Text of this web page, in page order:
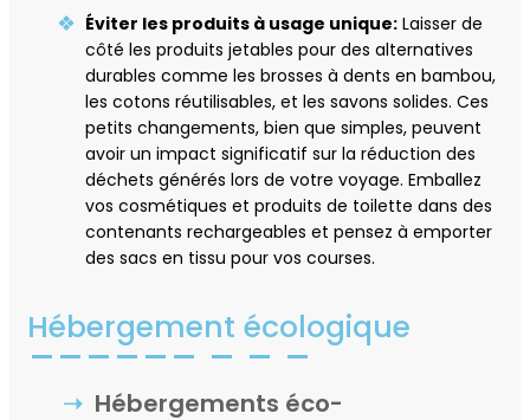
Éviter les produits à usage unique: Laisser de
côté les produits jetables pour des alternatives
durables comme les brosses à dents en bambou,
les cotons réutilisables, et les savons solides. Ces
petits changements, bien que simples, peuvent
avoir un impact significatif sur la réduction des
déchets générés lors de votre voyage. Emballez
vos cosmétiques et produits de toilette dans des
contenants rechargeables et pensez à emporter
des sacs en tissu pour vos courses.
Hébergement écologique
Hébergements éco-